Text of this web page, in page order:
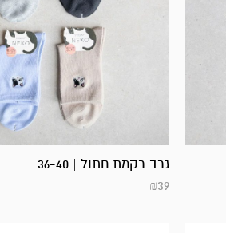
גרב רקמת חתול | 36-40
₪39